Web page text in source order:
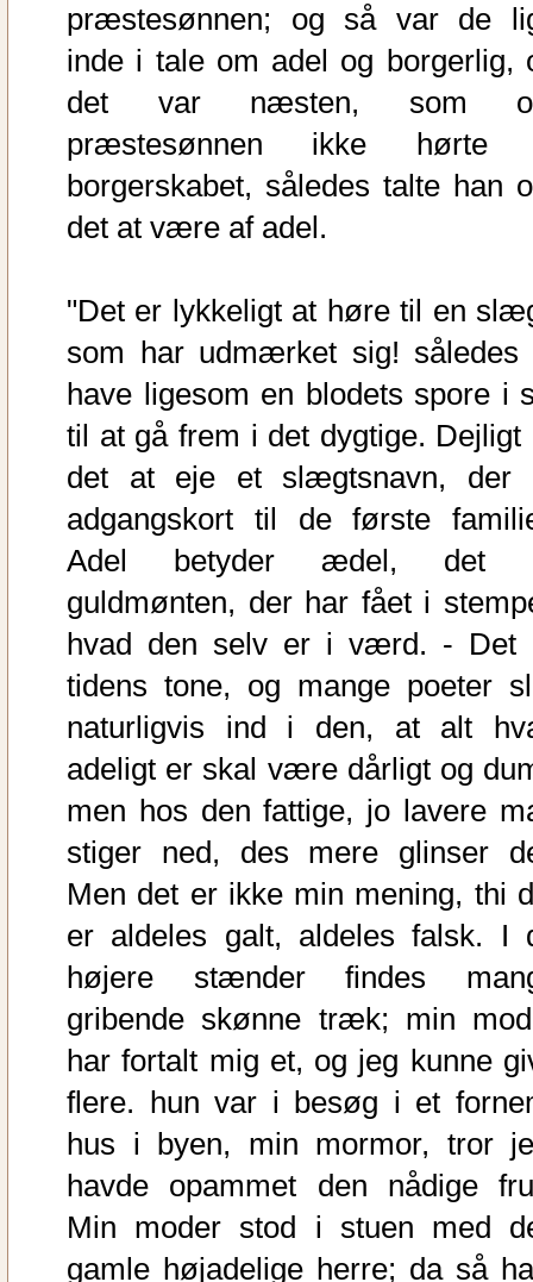
præstesønnen; og så var de
inde i tale om adel og borgerlig,
det var næsten, som
præstesønnen ikke hørte
borgerskabet, således talte han
det at være af adel.
"Det er lykkeligt at høre til en
som har udmærket sig! således
have ligesom en blodets spore i
til at gå frem i det dygtige. Dejligt
det at eje et slægtsnavn, der
adgangskort til de første
Adel betyder ædel, det
guldmønten, der har fået i
hvad den selv er i værd. - Det
tidens tone, og mange poeter
naturligvis ind i den, at alt
adeligt er skal være dårligt og
men hos den fattige, jo lavere
stiger ned, des mere glinser
Men det er ikke min mening, thi
er aldeles galt, aldeles falsk. I
højere stænder findes
gribende skønne træk; min
har fortalt mig et, og jeg kunne
flere. hun var i besøg i et
hus i byen, min mormor, tror
havde opammet den nådige
Min moder stod i stuen med
gamle højadelige herre; da så